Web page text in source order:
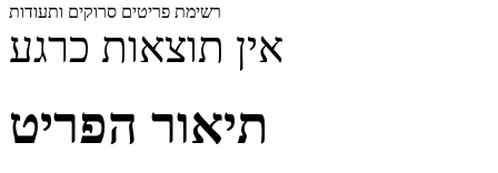
רשימת פריטים סרוקים ותעודות
אין תוצאות כרגע
תיאור הפריט